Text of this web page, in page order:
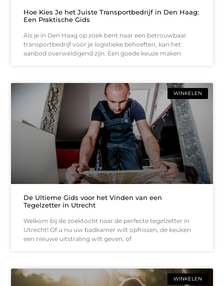
Hoe Kies Je het Juiste Transportbedrijf in Den Haag:
Een Praktische Gids
Als je in Den Haag op zoek bent naar een betrouwbaar
transportbedrijf voor je logistieke behoeften, kan het
aanbod overweldigend zijn. Een goede keuze maken
WINKELEN
De Ultieme Gids voor het Vinden van een
Tegelzetter in Utrecht
Welkom bij de zoektocht naar de perfecte tegelzetter in
Utrecht! Of u nu uw badkamer wilt opfrissen, de keuken
een nieuwe uitstraling wilt geven, of
WINKELEN